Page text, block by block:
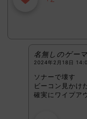
名無しのゲー
2024年2月18日
ソナーで壊す
ビーコン見かけ
確実にワイプア